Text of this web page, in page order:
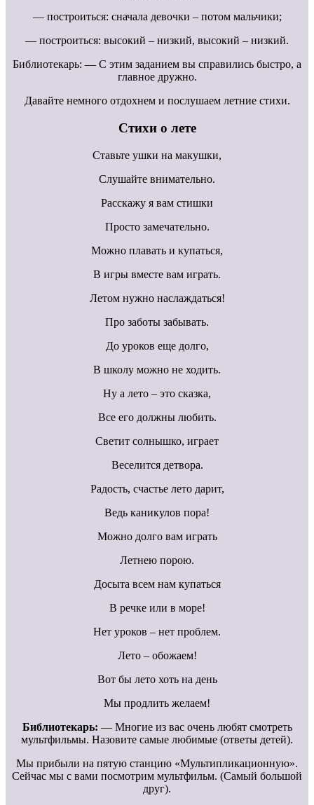
— построиться: сначала девочки – потом мальчики;
— построиться: высокий – низкий, высокий – низкий.
Библиотекарь: — С этим заданием вы справились быстро, а
главное дружно.
Давайте немного отдохнем и послушаем летние стихи.
Стихи о лете
Ставьте ушки на макушки,
Слушайте внимательно.
Расскажу я вам стишки
Просто замечательно.
Можно плавать и купаться,
В игры вместе вам играть.
Летом нужно наслаждаться!
Про заботы забывать.
До уроков еще долго,
В школу можно не ходить.
Ну а лето – это сказка,
Все его должны любить.
Светит солнышко, играет
Веселится детвора.
Радость, счастье лето дарит,
Ведь каникулов пора!
Можно долго вам играть
Летнею порою.
Досыта всем нам купаться
В речке или в море!
Нет уроков – нет проблем.
Лето – обожаем!
Вот бы лето хоть на день
Мы продлить желаем!
Библиотекарь: — Многие из вас очень любят смотреть
мультфильмы. Назовите самые любимые (ответы детей).
Мы прибыли на пятую станцию «Мультипликационную».
Сейчас мы с вами посмотрим мультфильм. (Самый большой
друг).